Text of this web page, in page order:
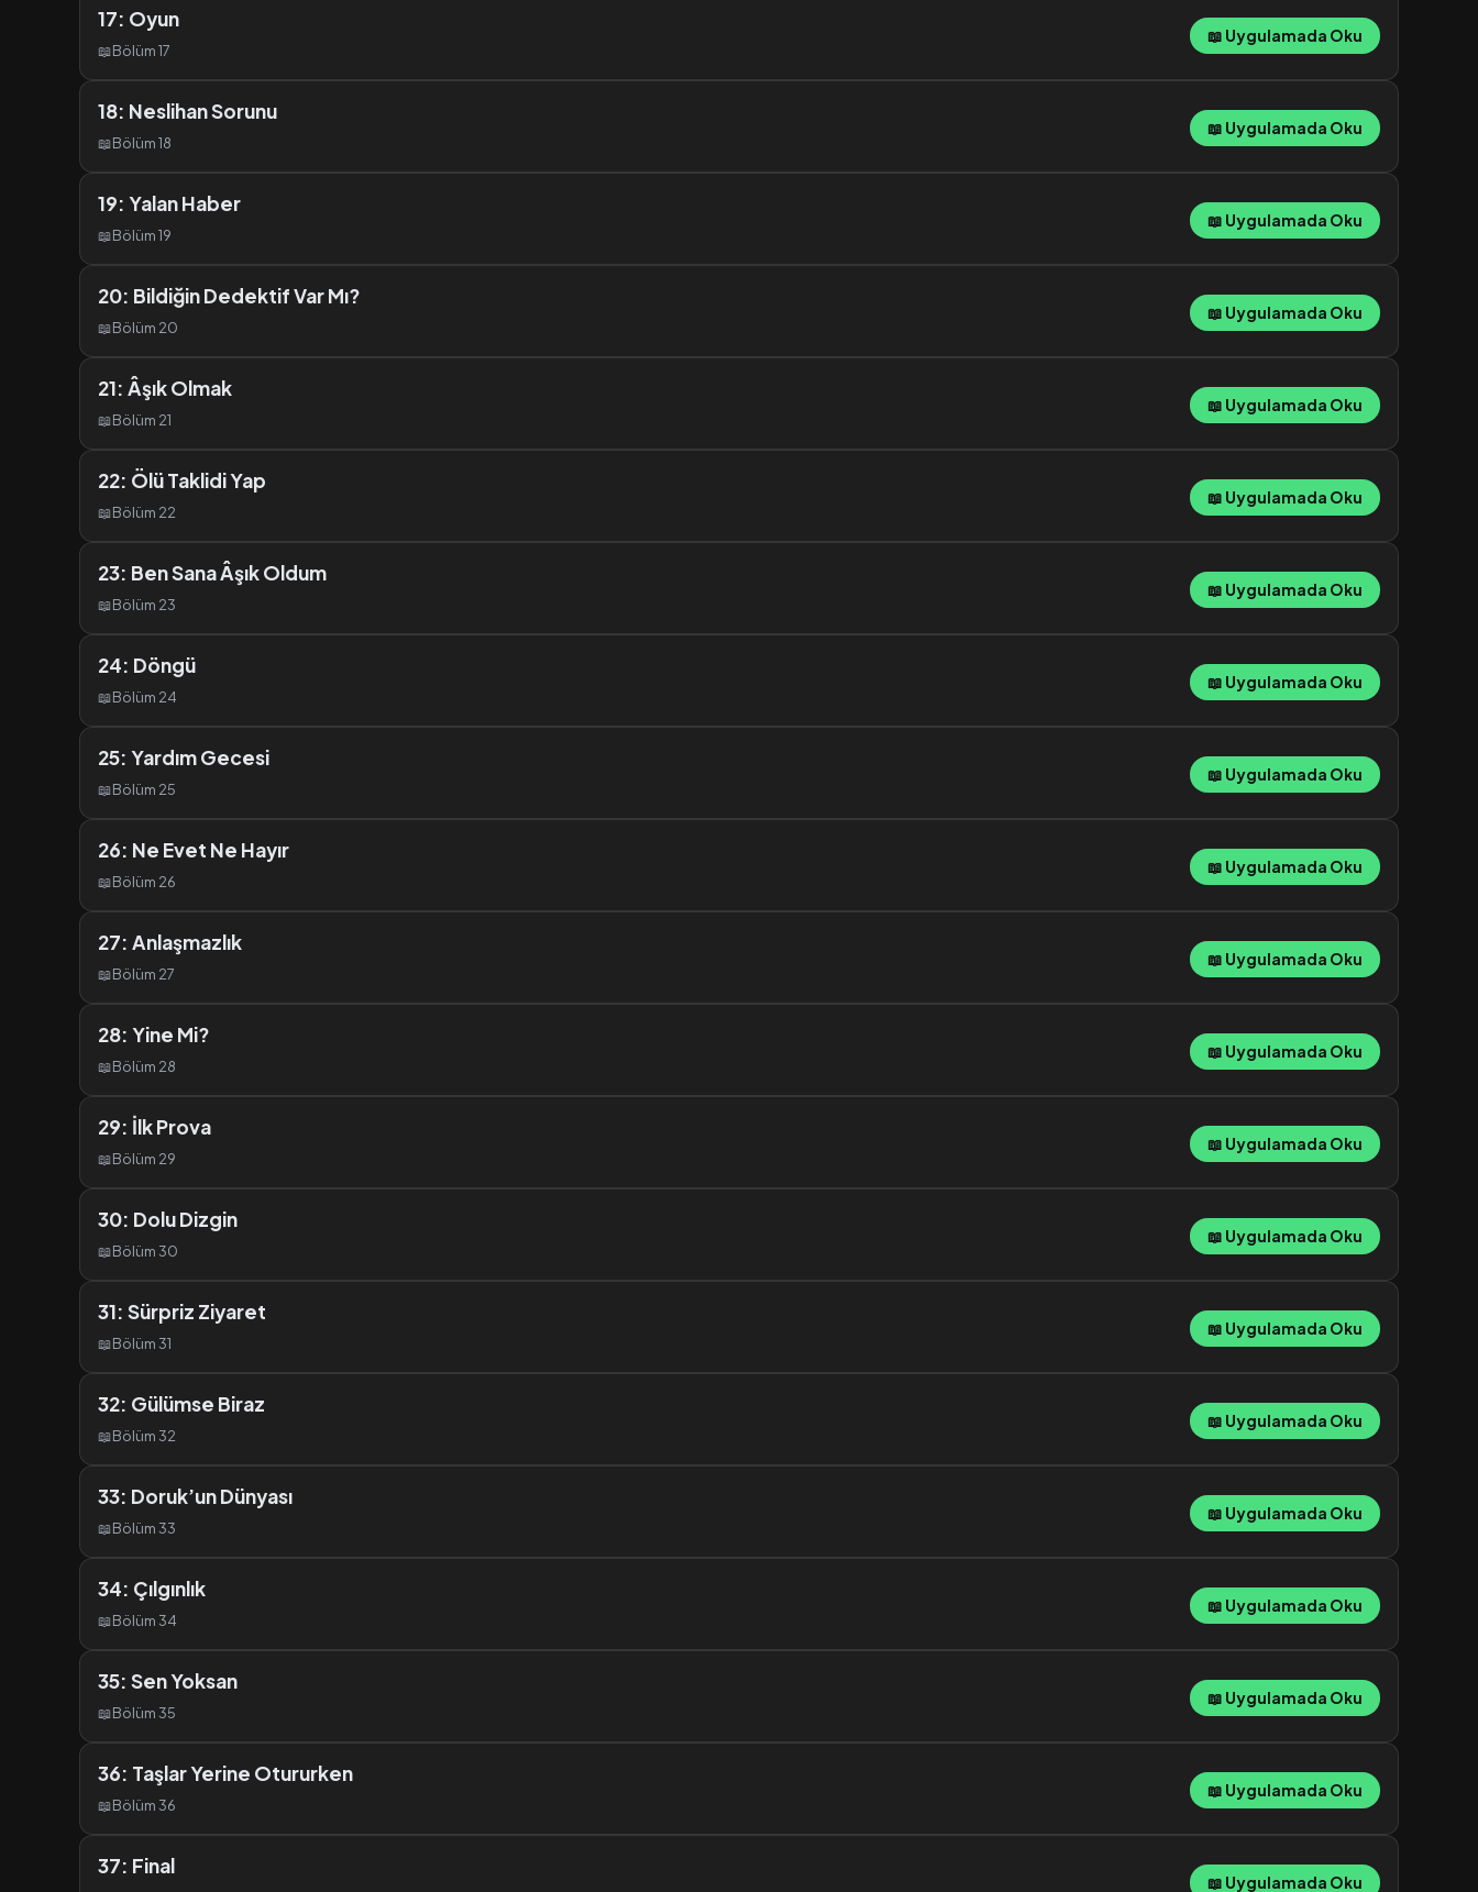
17: Oyun
📖Bölüm 17
📖 Uygulamada Oku
18: Neslihan Sorunu
📖Bölüm 18
📖 Uygulamada Oku
19: Yalan Haber
📖Bölüm 19
📖 Uygulamada Oku
20: Bildiğin Dedektif Var Mı?
📖Bölüm 20
📖 Uygulamada Oku
21: Âşık Olmak
📖Bölüm 21
📖 Uygulamada Oku
22: Ölü Taklidi Yap
📖Bölüm 22
📖 Uygulamada Oku
23: Ben Sana Âşık Oldum
📖Bölüm 23
📖 Uygulamada Oku
24: Döngü
📖Bölüm 24
📖 Uygulamada Oku
25: Yardım Gecesi
📖Bölüm 25
📖 Uygulamada Oku
26: Ne Evet Ne Hayır
📖Bölüm 26
📖 Uygulamada Oku
27: Anlaşmazlık
📖Bölüm 27
📖 Uygulamada Oku
28: Yine Mi?
📖Bölüm 28
📖 Uygulamada Oku
29: İlk Prova
📖Bölüm 29
📖 Uygulamada Oku
30: Dolu Dizgin
📖Bölüm 30
📖 Uygulamada Oku
31: Sürpriz Ziyaret
📖Bölüm 31
📖 Uygulamada Oku
32: Gülümse Biraz
📖Bölüm 32
📖 Uygulamada Oku
33: Doruk’un Dünyası
📖Bölüm 33
📖 Uygulamada Oku
34: Çılgınlık
📖Bölüm 34
📖 Uygulamada Oku
35: Sen Yoksan
📖Bölüm 35
📖 Uygulamada Oku
36: Taşlar Yerine Otururken
📖Bölüm 36
📖 Uygulamada Oku
37: Final
📖 Uygulamada Oku